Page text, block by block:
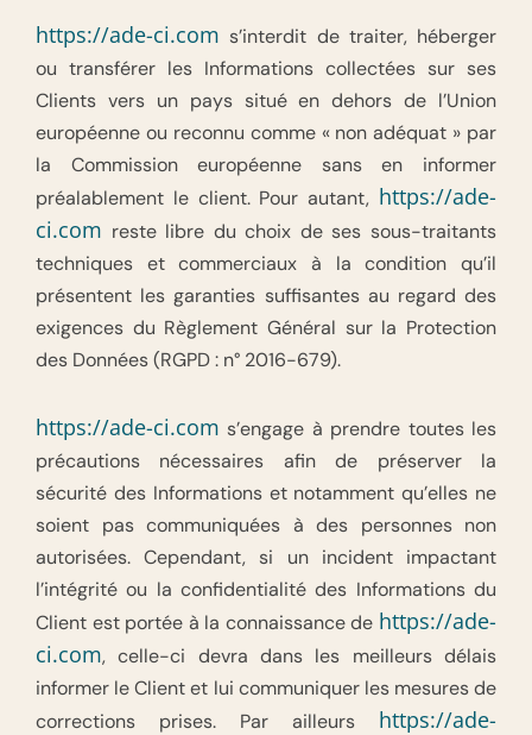
https://ade-ci.com s’interdit de traiter, héberger
ou transférer les Informations collectées sur ses
Clients vers un pays situé en dehors de l’Union
européenne ou reconnu comme « non adéquat » par
la Commission européenne sans en informer
préalablement le client. Pour autant, https://ade-
ci.com reste libre du choix de ses sous-traitants
techniques et commerciaux à la condition qu’il
présentent les garanties suffisantes au regard des
exigences du Règlement Général sur la Protection
des Données (RGPD : n° 2016-679).
https://ade-ci.com s’engage à prendre toutes les
précautions nécessaires afin de préserver la
sécurité des Informations et notamment qu’elles ne
soient pas communiquées à des personnes non
autorisées. Cependant, si un incident impactant
l’intégrité ou la confidentialité des Informations du
Client est portée à la connaissance de https://ade-
ci.com, celle-ci devra dans les meilleurs délais
informer le Client et lui communiquer les mesures de
corrections prises. Par ailleurs https://ade-